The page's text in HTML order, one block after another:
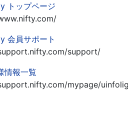
トップページ
会員サポート
support/
情報一覧
mypage/